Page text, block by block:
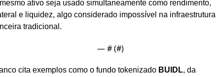
ativo seja usado simultaneamente como rendimento,
e liquidez, algo considerado impossível na infraestrutura
tradicional.
— # (#)
cita exemplos como o fundo tokenizado BUIDL, da